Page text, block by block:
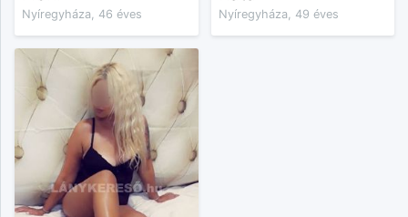
Nyíregyháza, 46 éves Nyíregyháza, 49 éves